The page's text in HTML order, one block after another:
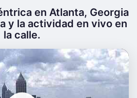
en Atlanta, Georgia
y la actividad en vivo en
la calle.